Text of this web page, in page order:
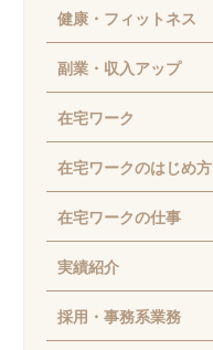
健康・フィットネス
副業・収入アップ
在宅ワーク
在宅ワークのはじめ方
在宅ワークの仕事
実績紹介
採用・事務系業務